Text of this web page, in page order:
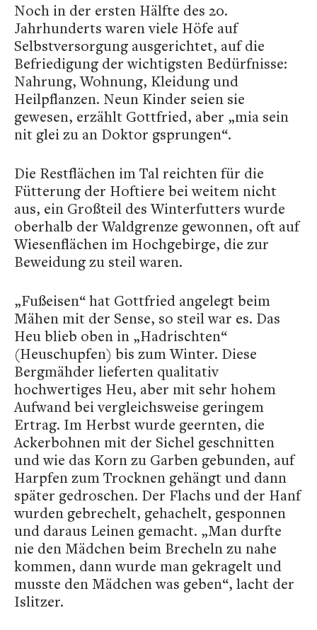
Noch in der ersten Hälfte des 20.
Jahrhunderts waren viele Höfe auf
Selbstversorgung ausgerichtet, auf die
Befriedigung der wichtigsten Bedürfnisse:
Nahrung, Wohnung, Kleidung und
Heilpflanzen. Neun Kinder seien sie
gewesen, erzählt Gottfried, aber „mia sein
nit glei zu an Doktor gsprungen“.
Die Restflächen im Tal reichten für die
Fütterung der Hoftiere bei weitem nicht
aus, ein Großteil des Winterfutters wurde
oberhalb der Waldgrenze gewonnen, oft auf
Wiesenflächen im Hochgebirge, die zur
Beweidung zu steil waren.
„Fußeisen“ hat Gottfried angelegt beim
Mähen mit der Sense, so steil war es. Das
Heu blieb oben in „Hadrischten“
(Heuschupfen) bis zum Winter. Diese
Bergmähder lieferten qualitativ
hochwertiges Heu, aber mit sehr hohem
Aufwand bei vergleichsweise geringem
Ertrag. Im Herbst wurde geernten, die
Ackerbohnen mit der Sichel geschnitten
und wie das Korn zu Garben gebunden, auf
Harpfen zum Trocknen gehängt und dann
später gedroschen. Der Flachs und der Hanf
wurden gebrechelt, gehachelt, gesponnen
und daraus Leinen gemacht. „Man durfte
nie den Mädchen beim Brecheln zu nahe
kommen, dann wurde man gekragelt und
musste den Mädchen was geben“, lacht der
Islitzer.